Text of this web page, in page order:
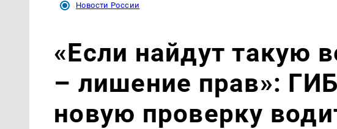
Новости России
«Если найдут такую
– лишение прав»:
новую проверку